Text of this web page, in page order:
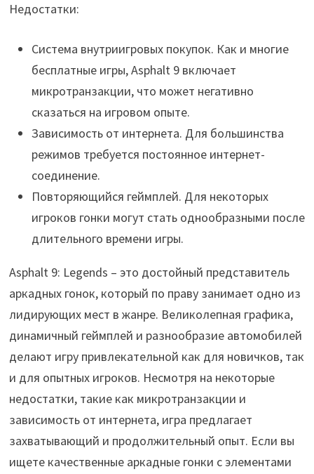
Недостатки:
Система внутриигровых покупок. Как и многие
бесплатные игры, Asphalt 9 включает
микротранзакции, что может негативно
сказаться на игровом опыте.
Зависимость от интернета. Для большинства
режимов требуется постоянное интернет-
соединение.
Повторяющийся геймплей. Для некоторых
игроков гонки могут стать однообразными после
длительного времени игры.
Asphalt 9: Legends – это достойный представитель
аркадных гонок, который по праву занимает одно из
лидирующих мест в жанре. Великолепная графика,
динамичный геймплей и разнообразие автомобилей
делают игру привлекательной как для новичков, так
и для опытных игроков. Несмотря на некоторые
недостатки, такие как микротранзакции и
зависимость от интернета, игра предлагает
захватывающий и продолжительный опыт. Если вы
ищете качественные аркадные гонки с элементами